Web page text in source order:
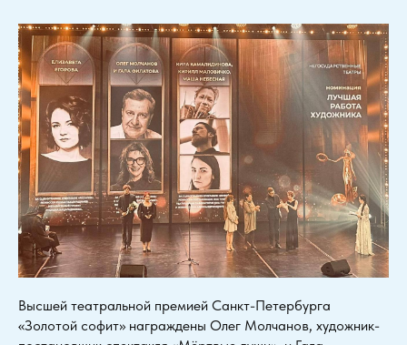
Высшей театральной премией Санкт-Петербурга
«Золотой софит» награждены Олег Молчанов, художник-